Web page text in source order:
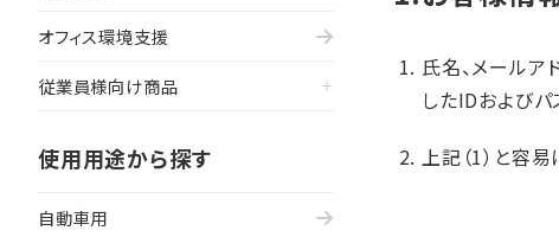
氏名、メールア
したIDおよび
上記（1）と容
オフィス環境支援
従業員様向け商品
使用用途から探す
自動車用